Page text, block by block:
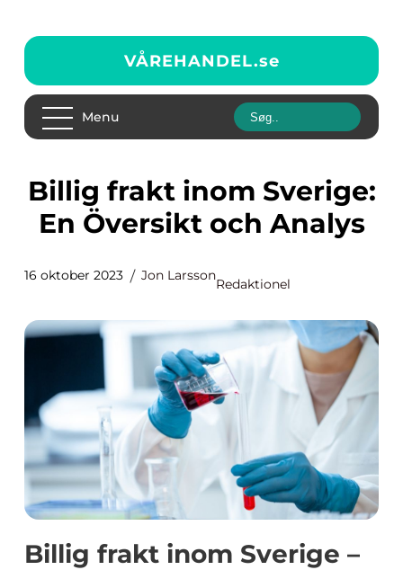
VÅREHANDEL.se
Menu
Billig frakt inom Sverige:
En Översikt och Analys
16 oktober 2023 Jon Larsson
Redaktionel
Billig frakt inom Sverige –